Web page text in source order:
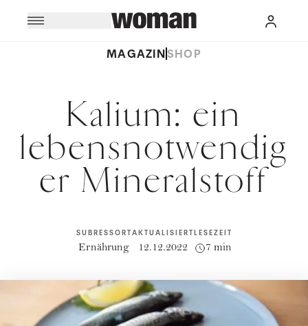
MAGAZINSHOP
Kalium: ein
lebensnotwendig
er Mineralstoff
SUBRESSORT
Ernährung
AKTUALISIERT
12.12.2022
LESEZEIT
7 min